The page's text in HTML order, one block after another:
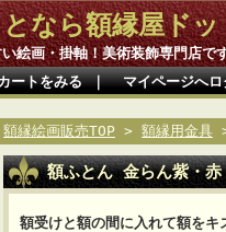
なら額縁屋ド
絵画・掛軸！美術装飾専門店で
ートをみる｜ マイページへロ
額縁絵画販売TOP > 額縁用金具
額ふとん 金らん紫・
額受けと額の間に入れて額をキ